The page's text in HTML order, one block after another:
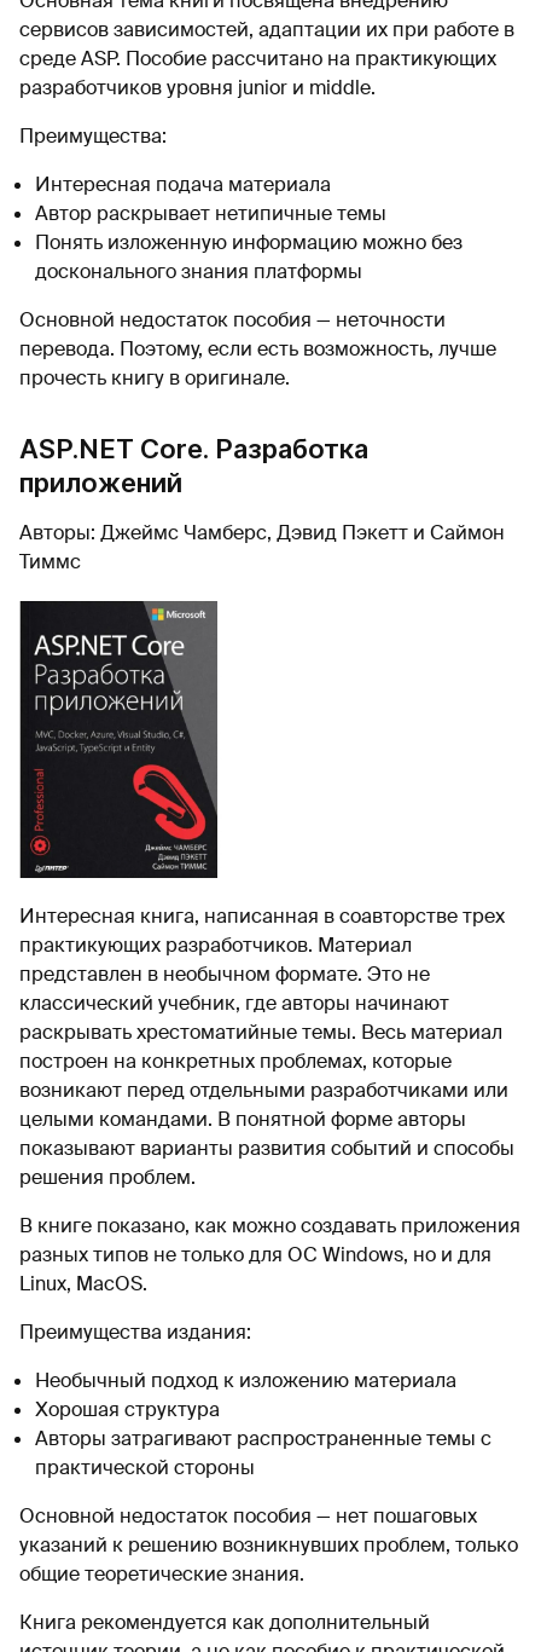
сервисов зависимостей, адаптации их при работе в
среде ASP. Пособие рассчитано на практикующих
разработчиков уровня junior и middle.
Преимущества:
Интересная подача материала
Автор раскрывает нетипичные темы
Понять изложенную информацию можно без
досконального знания платформы
Основной недостаток пособия — неточности
перевода. Поэтому, если есть возможность, лучше
прочесть книгу в оригинале.
ASP.NET Core. Разработка
приложений
Авторы: Джеймс Чамберс, Дэвид Пэкетт и Саймон
Тиммс
Интересная книга, написанная в соавторстве трех
практикующих разработчиков. Материал
представлен в необычном формате. Это не
классический учебник, где авторы начинают
раскрывать хрестоматийные темы. Весь материал
построен на конкретных проблемах, которые
возникают перед отдельными разработчиками или
целыми командами. В понятной форме авторы
показывают варианты развития событий и способы
решения проблем.
В книге показано, как можно создавать приложения
разных типов не только для ОС Windows, но и для
Linux, MacOS.
Преимущества издания:
Необычный подход к изложению материала
Хорошая структура
Авторы затрагивают распространенные темы с
практической стороны
Основной недостаток пособия — нет пошаговых
указаний к решению возникнувших проблем, только
общие теоретические знания.
Книга рекомендуется как дополнительный